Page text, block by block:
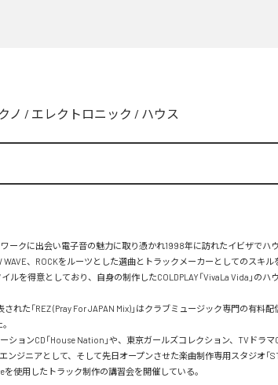
ノ / エレクトロニック / ハウス
ークに出会い電子音の魅力に取り憑かれ1998年に訪れたイビザでハ
WAVE、ROCKをルーツとした選曲とトラックメーカーとしてのスキ
ルを得意としており、自身の制作したCOLDPLAY「VivaLa Vida」の
された「REZ (Pray For JAPAN Mix)」はクラブミュージック専門の有料
ションCD「House Nation」や、東京ガールズコレクション、TVドラマ
ンジニアとして、そして先日オープンさせた楽曲制作専用スタジオ「
使用したトラック制作の講習会を開催している。